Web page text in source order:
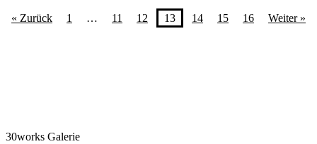
« Zurück 1 … 11 12 13 14 15 16 Weiter »
30works Galerie